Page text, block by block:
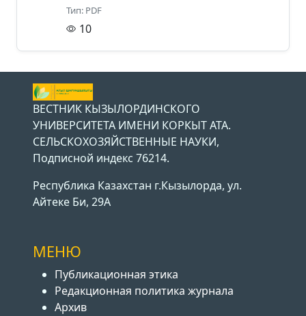
Тип: PDF
10
ВЕСТНИК КЫЗЫЛОРДИНСКОГО
УНИВЕРСИТЕТА ИМЕНИ КОРКЫТ АТА.
СЕЛЬСКОХОЗЯЙСТВЕННЫЕ НАУКИ,
Подписной индекс 76214.
Республика Казахстан г.Кызылорда, ул.
Айтеке Би, 29А
МЕНЮ
Публикационная этика
Редакционная политика журнала
Архив